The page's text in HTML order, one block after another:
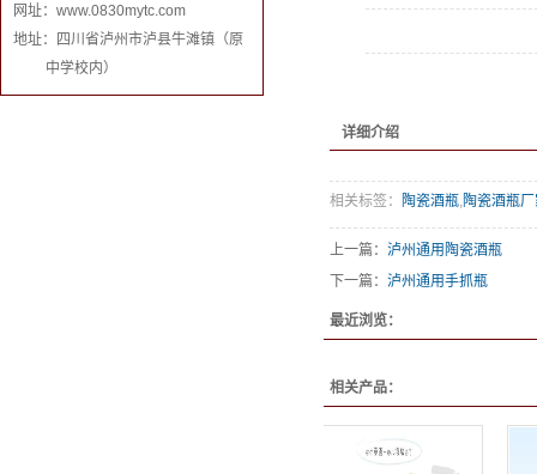
网址：www.0830mytc.com
地址：四川省泸州市泸县牛滩镇（原
中学校内）
详细介绍
相关标签： 陶瓷酒瓶,陶瓷酒瓶
上一篇： 泸州通用陶瓷酒瓶
下一篇： 泸州通用手抓瓶
最近浏览：
相关产品：